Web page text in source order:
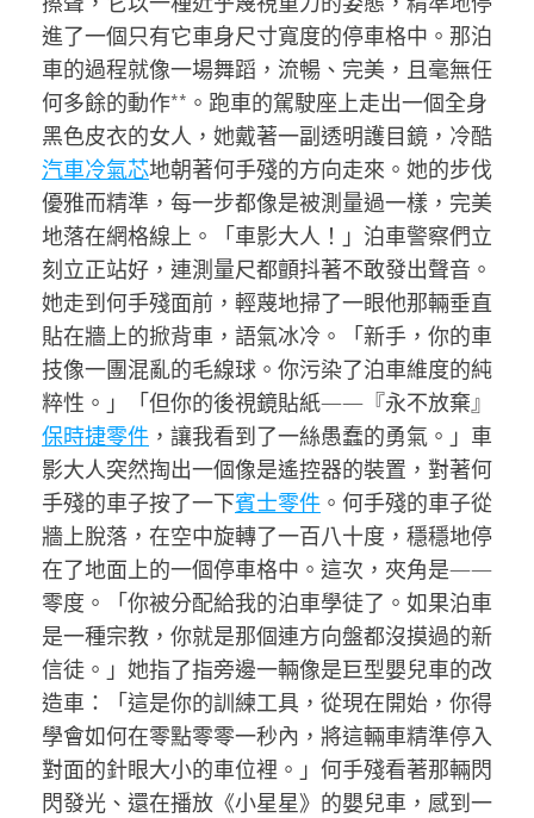
進了一個只有它車身尺寸寬度的停車格中。那泊
車的過程就像一場舞蹈，流暢、完美，且毫無任
何多餘的動作**。跑車的駕駛座上走出一個全身
黑色皮衣的女人，她戴著一副透明護目鏡，冷酷
汽車冷氣芯地朝著何手殘的方向走來。她的步伐
優雅而精準，每一步都像是被測量過一樣，完美
地落在網格線上。「車影大人！」泊車警察們立
刻立正站好，連測量尺都顫抖著不敢發出聲音。
她走到何手殘面前，輕蔑地掃了一眼他那輛垂直
貼在牆上的掀背車，語氣冰冷。「新手，你的車
技像一團混亂的毛線球。你污染了泊車維度的純
粹性。」「但你的後視鏡貼紙——『永不放棄』
保時捷零件 ，讓我看到了一絲愚蠢的勇氣。」車
影大人突然掏出一個像是遙控器的裝置，對著何
手殘的車子按了一下賓士零件 。何手殘的車子從
牆上脫落，在空中旋轉了一百八十度，穩穩地停
在了地面上的一個停車格中。這次，夾角是——
零度。「你被分配給我的泊車學徒了。如果泊車
是一種宗教，你就是那個連方向盤都沒摸過的新
信徒。」她指了指旁邊一輛像是巨型嬰兒車的改
造車：「這是你的訓練工具，從現在開始，你得
學會如何在零點零零一秒內，將這輛車精準停入
對面的針眼大小的車位裡。」何手殘看著那輛閃
閃發光、還在播放《小星星》的嬰兒車，感到一